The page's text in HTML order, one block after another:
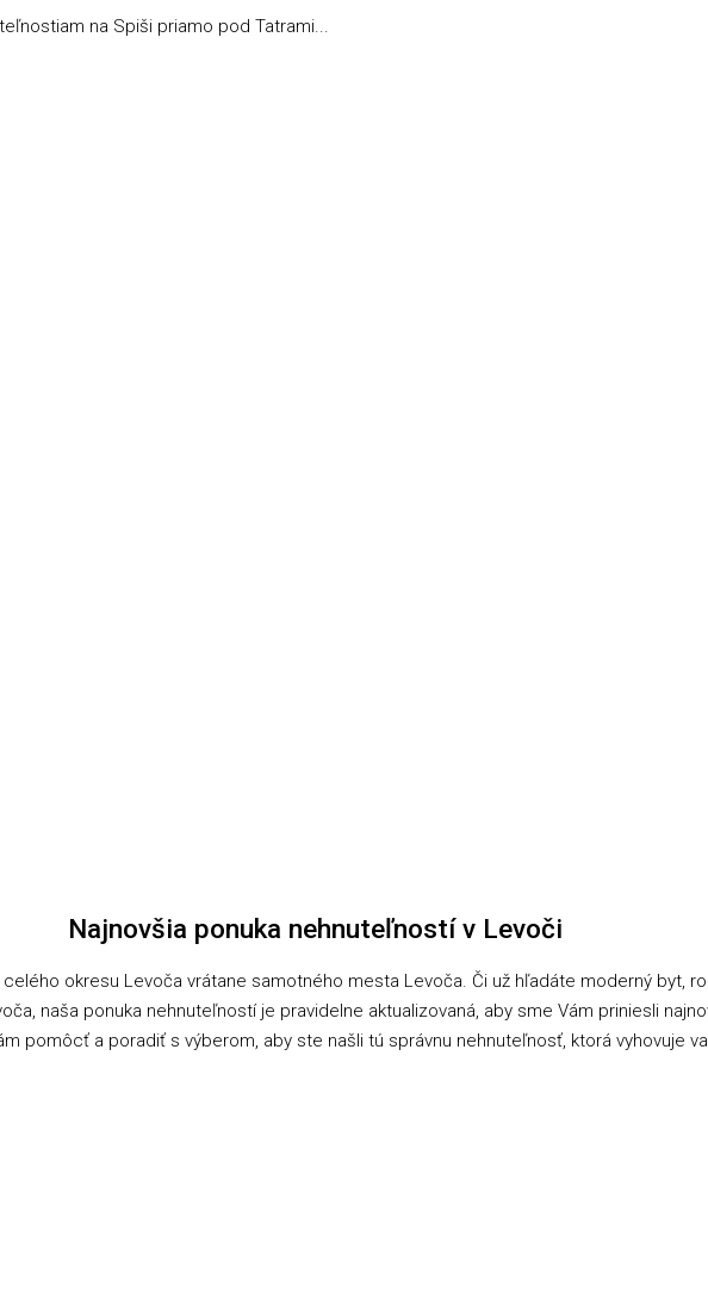
na Spiši priamo pod Tatrami...
Najnovšia ponuka nehnuteľností v Levoči
okresu Levoča vrátane samotného mesta Levoča. Či už hľadáte moderný byt,
naša ponuka nehnuteľností je pravidelne aktualizovaná, aby sme Vám priniesli
pomôcť a poradiť s výberom, aby ste našli tú správnu nehnuteľnosť, ktorá vyhovuje